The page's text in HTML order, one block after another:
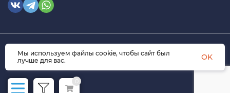
© 2026 himmedsnab.ru. Все права защищены
Мы используем файлы cookie, чтобы сайт был
лучше для вас.
OK